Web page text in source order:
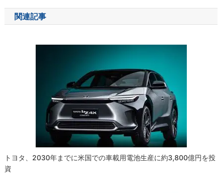
ナ
ビ
関連記事
トヨタ、2030年までに米国での車載用電池生産に約3,800億円を投
資